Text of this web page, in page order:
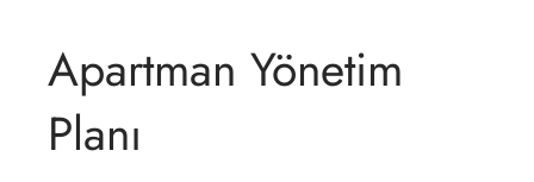
Apartman Yönetim
Planı